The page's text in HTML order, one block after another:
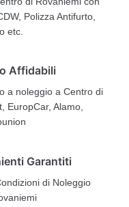
Polizza Antifurto,
etc.
Affidabili
a noleggio a Centro di
EuropCar, Alamo,
Garantiti
di Noleggio